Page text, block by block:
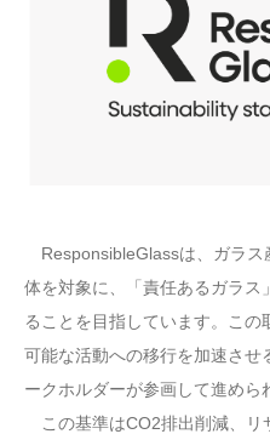
ResponsibleGlassは、ガラス
体を対象に、「責任あるガラス
ることを目指しています。こ
可能な活動への移行を加速させ
ークホルダーが参画して進めら
この基準はCO2排出削減、リ